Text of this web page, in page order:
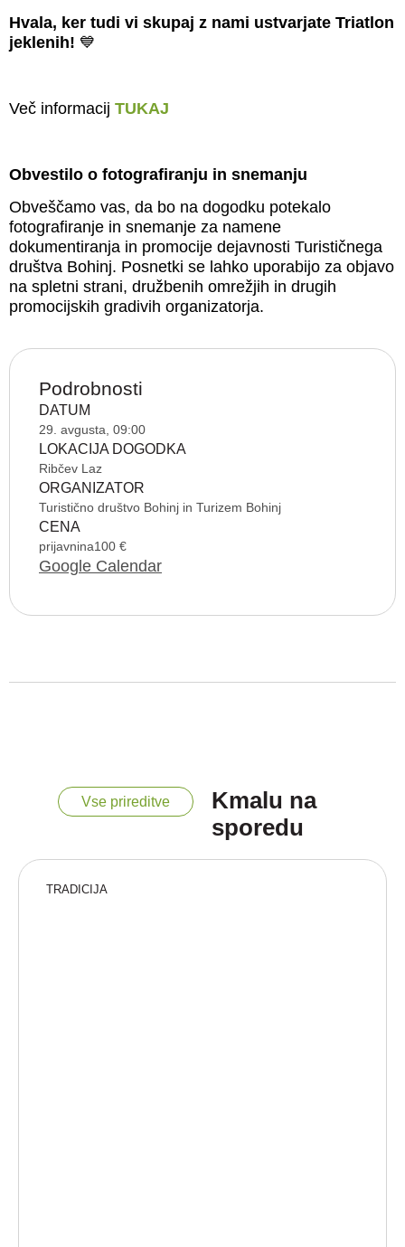
Hvala, ker tudi vi skupaj z nami ustvarjate Triatlon
jeklenih! 💙
Več informacij TUKAJ
Obvestilo o fotografiranju in snemanju
Obveščamo vas, da bo na dogodku potekalo
fotografiranje in snemanje za namene
dokumentiranja in promocije dejavnosti Turističnega
društva Bohinj. Posnetki se lahko uporabijo za objavo
na spletni strani, družbenih omrežjih in drugih
promocijskih gradivih organizatorja.
Podrobnosti
DATUM
29. avgusta, 09:00
LOKACIJA DOGODKA
Ribčev Laz
ORGANIZATOR
Turistično društvo Bohinj in Turizem Bohinj
CENA
prijavnina100 €
Google Calendar
Kmalu na
sporedu
Vse prireditve
TRADICIJA